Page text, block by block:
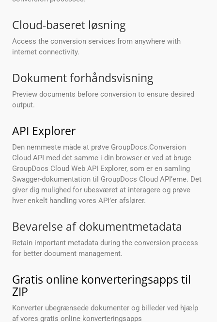
Cloud-baseret løsning
Access the conversion services from anywhere with
internet connectivity.
Dokument forhåndsvisning
Preview documents before conversion to ensure desired
output.
API Explorer
Den nemmeste måde at prøve GroupDocs.Conversion
Cloud API med det samme i din browser er ved at bruge
GroupDocs Cloud Web API Explorer, som er en samling
Swagger-dokumentation til GroupDocs Cloud API’erne. Det
giver dig mulighed for ubesværet at interagere og prøve
hver enkelt handling vores API’er afslører.
Bevarelse af dokumentmetadata
Retain important metadata during the conversion process
for better document management.
Gratis online konverteringsapps til
ZIP
Konverter ubegrænsede dokumenter og billeder ved hjælp
af vores gratis online konverteringsapps